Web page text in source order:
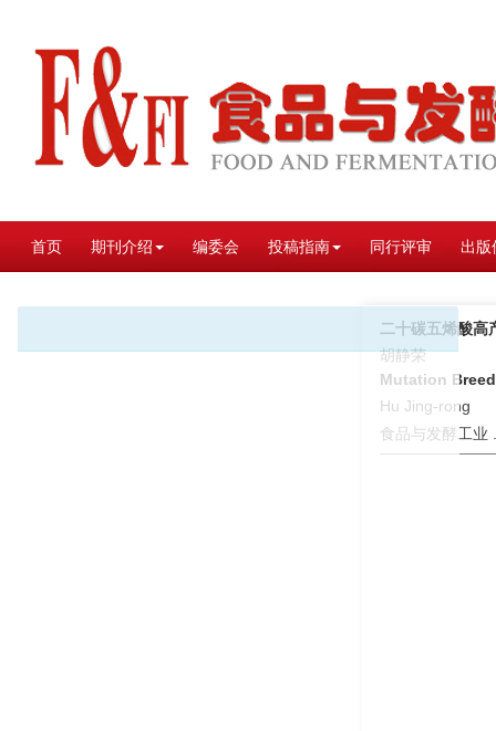
首页 期刊介绍 编委会 投稿指南 同行评审 出版
二十碳五烯酸高
胡静荣
Mutation
Hu Jing-rong
食品与发酵工业